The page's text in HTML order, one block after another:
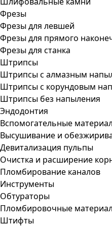
Фрезы
Фрезы для левшей
Фрезы для прямого
Фрезы для станка
Штрипсы
Штрипсы c алмазным
Штрипсы c корундовым
Штрипсы без напыления
Эндодонтия
Вспомогательные
Высушивание и
Девитализация пульпы
Очистка и расширение
Пломбирование каналов
Инструменты
Обтураторы
Пломбировочные
Штифты